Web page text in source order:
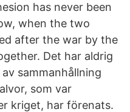
has never been
when the two
after the war by the
Det har aldrig
sammanhållning
som var
kriget, har förenats.